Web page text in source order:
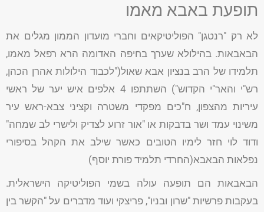
תופעת באבא מאמו
לא רק "רנטגן" הפוליטיקאים וחברי מועדון הממון מגלים את
הבאבאות. בהילולא שערך בחיפה האדומה הרא רפאל מאמו,
תלמידו של הרב בנציון אבא שאול("לכבוד הילולות אהרן הכהן,
רש"י והאר"י הקדוש") השתתפו 4 אלפים איש יער של ראשי
עיריות מהצפון, ח"כים מפקדי משטרה וקציני צבא-ראש עיר
משינוי עמד ושר בדבקות או "אור זרוע לצדיק ולישרי לב שמחה"
ודוד לוי חזר לימיו הטובים כאשר שילב את הקהל בסיפורי
נפלאות הבאבא(החרדי תלמיד פורת יוסף)
הבאבאות הם תופעה עולה בשמי הפוליטיקה הישראלית.
בעקבות פרשיות "שרון ובניו", פריצקי ועוד מדברים על "הקשר בין